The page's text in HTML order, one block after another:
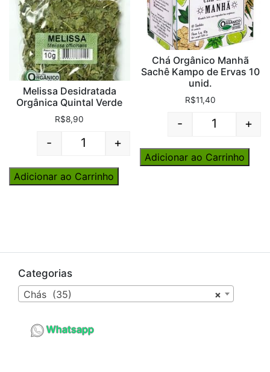
Melissa Desidratada
Orgânica Quintal Verde
R$8,90
Quantity
- +
Adicionar ao Carrinho
Chá Orgânico Manhã
Sachê Kampo de Ervas 10
unid.
R$11,40
Quantity
- +
Adicionar ao Carrinho
Categorias
×
Chás (35)
Whatsapp